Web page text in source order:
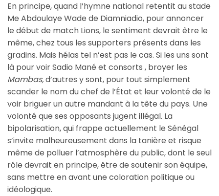
En principe, quand l’hymne national retentit au stade
Me Abdoulaye Wade de Diamniadio, pour annoncer
le début de match Lions, le sentiment devrait être le
même, chez tous les supporters présents dans les
gradins. Mais hélas tel n’est pas le cas. Si les uns sont
là pour voir Sadio Mané et consorts , broyer les
Mambas,d’autres y sont, pour tout simplement
scander le nom du chef de l’État et leur volonté de le
voir briguer un autre mandant à la tête du pays. Une
volonté que ses opposants jugent illégal. La
bipolarisation, qui frappe actuellement le Sénégal
s’invite malheureusement dans la tanière et risque
même de polluer l’atmosphère du public, dont le seul
rôle devrait en principe, être de soutenir son équipe,
sans mettre en avant une coloration politique ou
idéologique.